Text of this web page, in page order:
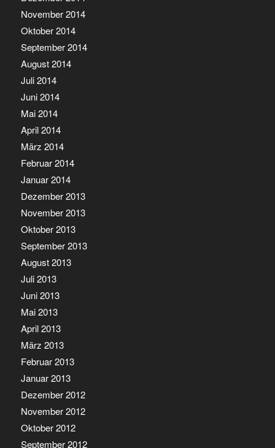
November 2014
Oktober 2014
September 2014
August 2014
Juli 2014
Juni 2014
Mai 2014
April 2014
März 2014
Februar 2014
Januar 2014
Dezember 2013
November 2013
Oktober 2013
September 2013
August 2013
Juli 2013
Juni 2013
Mai 2013
April 2013
März 2013
Februar 2013
Januar 2013
Dezember 2012
November 2012
Oktober 2012
September 2012